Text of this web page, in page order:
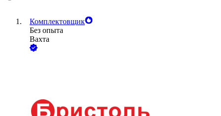
Комплектовщик
Без опыта
Вахта